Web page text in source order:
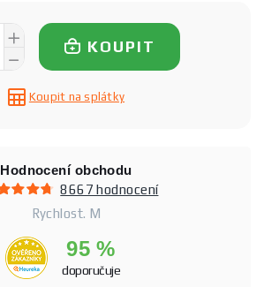
KOUPIT
Koupit na splátky
Hodnocení obchodu
8667 hodnocení
Rychlost. M
95 %
doporučuje